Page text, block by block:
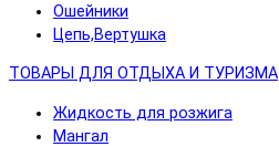
Ошейники
Цепь,Вертушка
ТОВАРЫ ДЛЯ ОТДЫХА И ТУРИЗМА
Жидкость для розжига
Мангал